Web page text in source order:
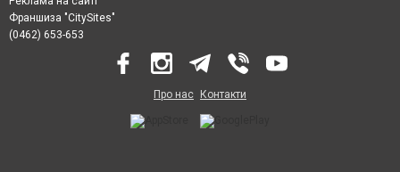
Франшиза "CitySites"
(0462) 653-653
Про нас Контакти